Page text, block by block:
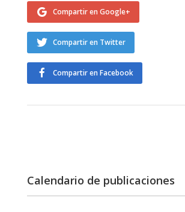
Compartir en Google+
Compartir en Twitter
Compartir en Facebook
Calendario de publicaciones